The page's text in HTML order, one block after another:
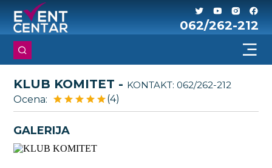
062/262-212
KLUB KOMITET - KONTAKT:062/262-212
Ocena:
(4)
GALERIJA